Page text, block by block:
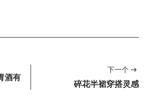
酒有
下一个
碎花半裙穿搭灵感